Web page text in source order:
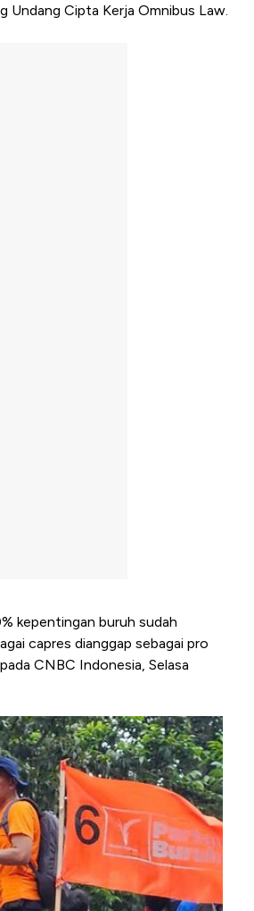
Undang Cipta Kerja Omnibus Law.
kepentingan buruh sudah
capres dianggap sebagai pro
CNBC Indonesia, Selasa
Kinerja Emiten Minyak RI,